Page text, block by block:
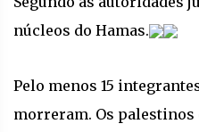
núcleos do Hamas.
Pelo menos 15
morreram. Os